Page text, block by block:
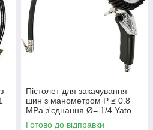
Пістолет для закачування
шин з манометром P ≤ 0.8
MPa з'єднання Ø= 1/4 Yato
YT-2370 (Польща)
Готово до відправки